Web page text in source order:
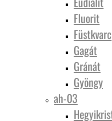
Fluorit
Füstkvarc
Gagát
Gránát
Gyöngy
ah-03